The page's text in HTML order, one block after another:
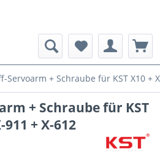
Servoarm + Schraube für KST X10 +
+ Schraube für KST
911 + X-612